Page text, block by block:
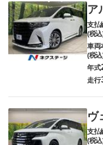
ア
支払
(税
車両
(税込
年式
走行
ヴ
支払
(税